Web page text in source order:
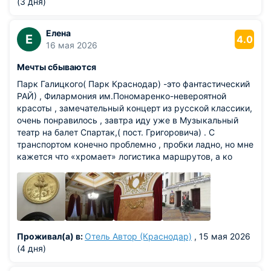
Е
Елена
16 мая 2026
4.0
Мечты сбываются
Парк Галицкого( Парк Краснодар) -это фантастический
РАЙ) , Филармония им.Пономаренко-невероятной
красоты , замечательный концерт из русской классики,
очень понравилось , завтра иду уже в Музыкальный
театр на балет Спартак,( пост. Григоровича) . С
транспортом конечно проблемно , пробки ладно, но мне
кажется что «хромает» логистика маршрутов, а ко
маршруты, из-за чего я с большим трудом добралась
до своего отеля , хоть плачь. Сразу поясню что телефон
разрядилсяМне помогла замечательная женщина с
ребёнком, которая в своём телефоне нашла на какой
По плану ещё музеи и посещение храмов и
Ботанического сада) Низкий поклон всем кто трудится в
Проживал(а) в: Отель Автор (Краснодар) , 15 мая 2026
(4 дня)